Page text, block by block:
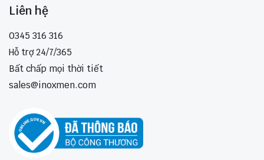
Liên hệ
0345 316 316
Hỗ trợ 24/7/365
Bất chấp mọi thời tiết
sales@inoxmen.com